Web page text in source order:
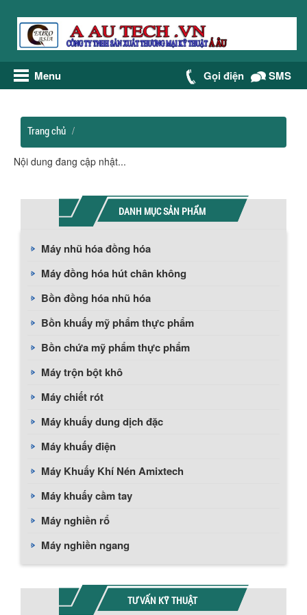
Menu Gọi điện SMS
Trang chủ
Nội dung đang cập nhật...
DANH MỤC SẢN PHẨM
Máy nhũ hóa đồng hóa
Máy đồng hóa hút chân không
Bồn đồng hóa nhũ hóa
Bồn khuấy mỹ phẩm thực phẩm
Bồn chứa mỹ phẩm thực phẩm
Máy trộn bột khô
Máy chiết rót
Máy khuấy dung dịch đặc
Máy khuấy điện
Máy Khuấy Khí Nén Amixtech
Máy khuấy cầm tay
Máy nghiền rổ
Máy nghiền ngang
TƯ VẤN KỸ THUẬT